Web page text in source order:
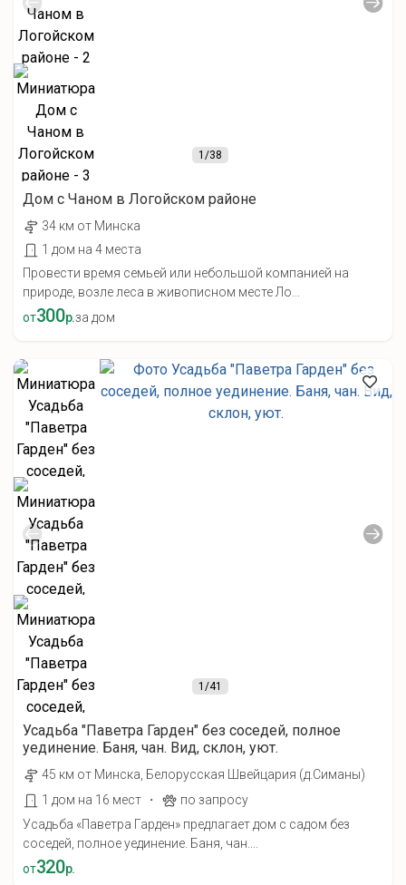
1/38
Дом с Чаном в Логойском районе
34 км от Минска
1 дом на 4 места
Провести время семьей или небольшой компанией на
природе, возле леса в живописном месте Ло...
от300р.за дом
1/41
Усадьба "Паветра Гарден" без соседей, полное
уединение. Баня, чан. Вид, склон, уют.
45 км от Минска, Белорусская Швейцария (д.Симаны)
1 дом на 16 мест
·
по запросу
Усадьба «Паветра Гарден» предлагает дом с садом без
соседей, полное уединение. Баня, чан....
от320р.